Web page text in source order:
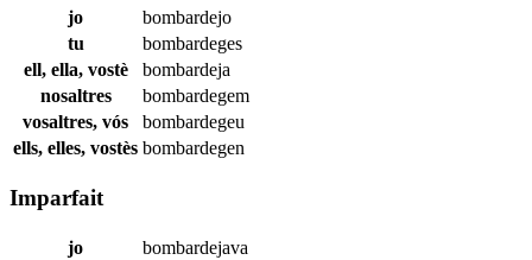
jo
bombardejo
tu
bombardeges
ell, ella, vostè
bombardeja
nosaltres
bombardegem
vosaltres, vós
bombardegeu
ells, elles, vostès bombardegen
Imparfait
jo
bombardejava